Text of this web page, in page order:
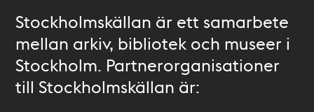
Stockholmskällan är ett samarbete
mellan arkiv, bibliotek och museer i
Stockholm. Partnerorganisationer
till Stockholmskällan är: